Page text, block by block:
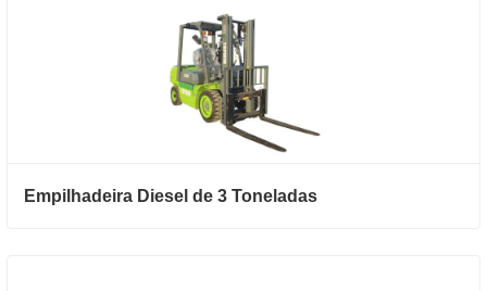
Empilhadeira Diesel de 3 Toneladas